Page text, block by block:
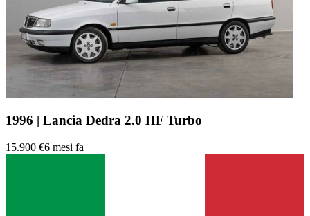
1996 | Lancia Dedra 2.0 HF Turbo
15.900 €6 mesi fa